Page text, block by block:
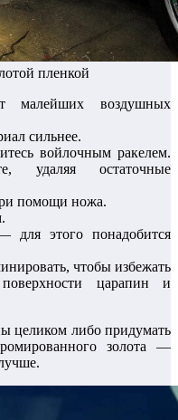
пленкой
малейших воздушных
сильнее.
войлочным ракелем.
удаляя остаточные
помощи ножа.
для этого понадобится
чтобы избежать
царапин и
целиком либо придумать
золота —